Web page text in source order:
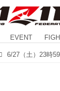
EVENT
6/27（土）23時